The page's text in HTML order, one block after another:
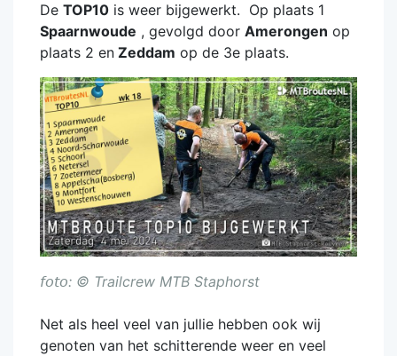
De TOP10 is weer bijgewerkt. Op plaats 1
Spaarnwoude , gevolgd door Amerongen op
plaats 2 en Zeddam op de 3e plaats.
𝘧𝘰𝘵𝘰: © Trailcrew MTB Staphorst
Net als heel veel van jullie hebben ook wij
genoten van het schitterende weer en veel